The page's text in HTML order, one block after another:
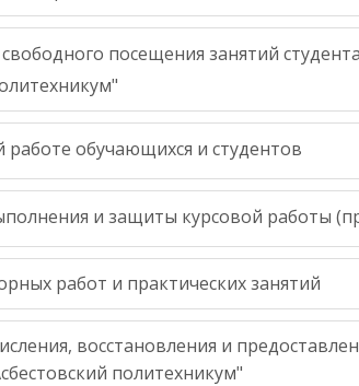
посещения занятий
обучающихся и студентов
и защиты курсовой работы
работ и практических занятий
восстановления и
политехникум"